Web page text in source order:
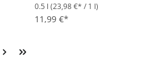
von 4.3 von 5 Sternen
Durchschnittliche Bewertung
0.5 l (23,98 €* / 1 l)
11,99 €*